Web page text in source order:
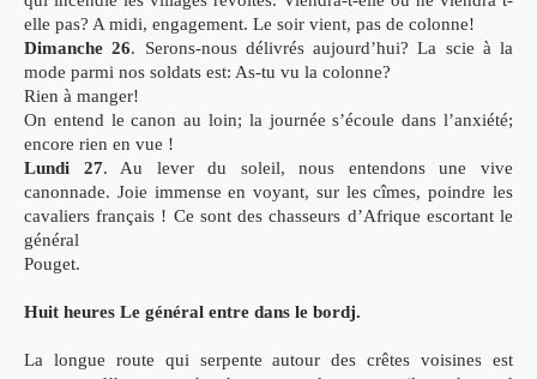
elle pas? A midi, engagement. Le soir vient, pas de colonne!
Dimanche 26. Serons-nous délivrés aujourd’hui? La scie à la
mode parmi nos soldats est: As-tu vu la colonne?
Rien à manger!
On entend le canon au loin; la journée s’écoule dans l’anxiété;
encore rien en vue !
Lundi 27. Au lever du soleil, nous entendons une vive
canonnade. Joie immense en voyant, sur les cîmes, poindre les
cavaliers français ! Ce sont des chasseurs d’Afrique escortant le
général
Pouget.
Huit heures Le général entre dans le bordj.
La longue route qui serpente autour des crêtes voisines est